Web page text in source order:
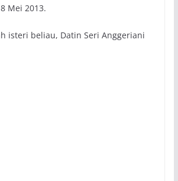
Mei 2013.
isteri beliau, Datin Seri Anggeriani